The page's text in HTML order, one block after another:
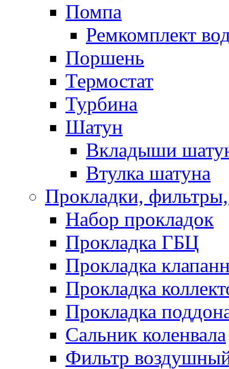
Помпа
Ремкомплект
Поршень
Термостат
Турбина
Шатун
Вкладыши
Втулка шатуна
Прокладки,
Набор прокладок
Прокладка ГБЦ
Прокладка
Прокладка
Прокладка
Сальник коленвала
Фильтр